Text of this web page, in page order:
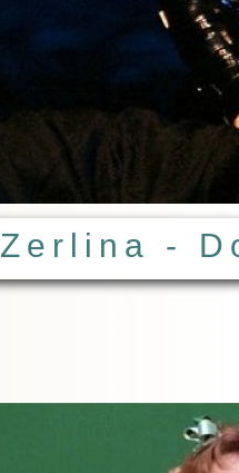
Zerlina -